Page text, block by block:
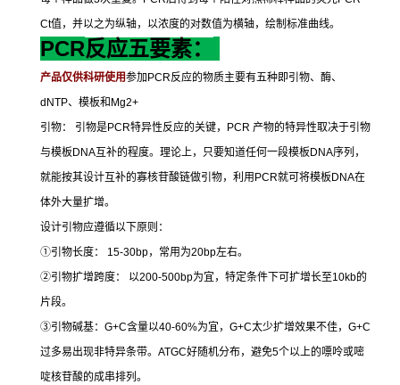
Ct值，并以之为纵轴，以浓度的对数值为横轴，绘制标准曲线。
PCR反应五要素：
产品仅供科研使用参加 PCR反应的物质主要有五种即引物、酶、
dNTP、模板和 Mg2+
引物：
引物是PCR特异性反应的关键， PCR 产物的特异性取决于引物
与模板 DNA互补的程度。理论上，只要知道任何一段模板 DNA序列，
就能按其设计互补的寡核苷酸链做引物，利用 PCR就可将模板 DNA在
体外大量扩增。
设计引物应遵循以下原则：
①引物长度： 15-30bp，常用为20bp左右。
②引物扩增跨度： 以200-500bp为宜，特定条件下可扩增长至10kb的
片段。
③引物碱基： G+C含量以40-60%为宜， G+C太少扩增效果不佳， G+C
过多易出现非特异条带。 ATGC好随机分布，避免5个以上的嘌呤或嘧
啶核苷酸的成串排列。